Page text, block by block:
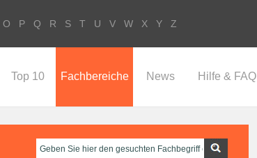
O P Q R S T U V W X Y Z
Top 10 Fachbereiche News Hilfe & FAQ